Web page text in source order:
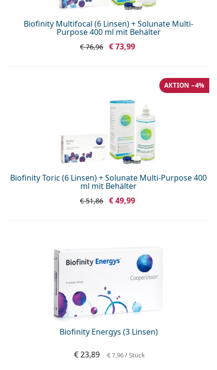
Biofinity Multifocal (6 Linsen) + Solunate Multi-
Purpose 400 ml mit Behälter
€ 76,96 € 73,99
Biofinity Toric (6 Linsen) + Solunate Multi-Purpose 400
ml mit Behälter
AKTION −4%
€ 51,86 € 49,99
Biofinity Energys (3 Linsen)
€ 23,89 € 7,96/ Stück